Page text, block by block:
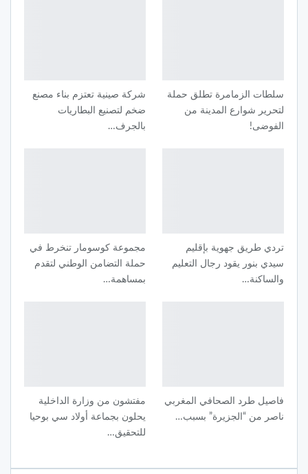
سلطات الزمامرة تطلق حملة
لتحرير شوارع المدينة من
الفوضى!
شركة صينية تعتزم بناء مصنع
ضخم لتصنيع البطاريات
بالجرف…
تردي طريق جهوية بإقليم
سيدي بنور يقود رجال التعليم
والساكنة…
مجموعة كوسومار تنخرط في
حملة التضامن الوطني لتقدم
بمساهمة…
فاصيل طرد الصحافي المغربي
ناصر من “الجزيرة” بسبب…
مفتشون من وزارة الداخلية
يحلون بجماعة أولاد سي بوحيا
للتحقيق…